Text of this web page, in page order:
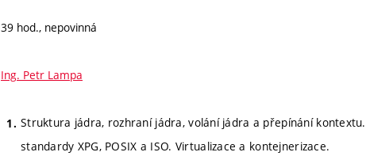
39 hod., nepovinná
Ing. Petr Lampa
Struktura jádra, rozhraní jádra, volání jádra a přepínání
standardy XPG, POSIX a ISO. Virtualizace a kontejnerizace.